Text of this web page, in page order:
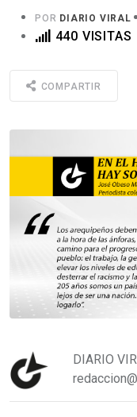
POR DIARIO VIRAL
440 VISITAS
COMPARTIR
DIARIO